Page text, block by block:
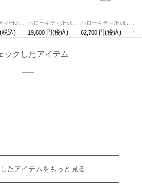
ハローキティ/HelloKittyスカルフェイスネックレス-フルカラー サンリオコラボ
ハローキティ/HelloKittyスカルフェイスピアス-フルカラー/片耳 サンリオコラボ
19,800
ハローキティ/HelloKittyスカルフェイスリング-フルカラー/指輪 サンリオコラボ
62,700
ックしたアイテム
たアイテムをもっと見る